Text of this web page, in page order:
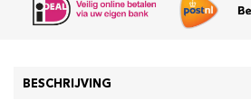
BESCHRIJVING